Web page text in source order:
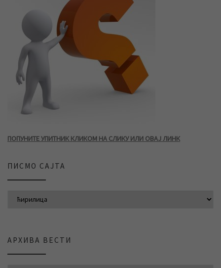
ПОПУНИТЕ УПИТНИК КЛИКОМ НА СЛИКУ ИЛИ ОВАЈ ЛИНК
ПИСМО САЈТА
АРХИВА ВЕСТИ